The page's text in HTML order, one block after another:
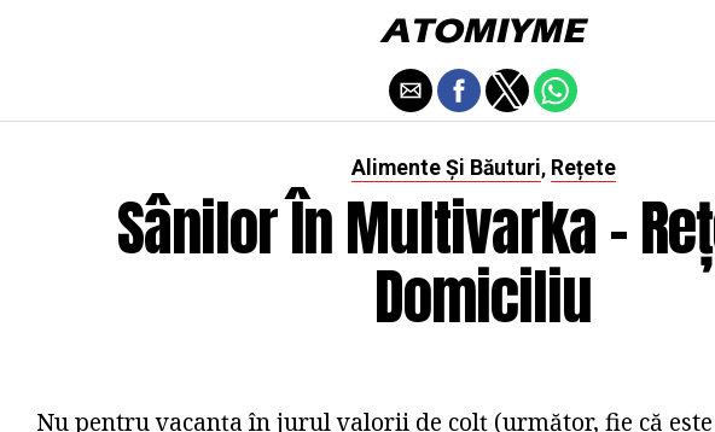
Alimente Și Băuturi, Rețete
Sânilor În Multivarka -
Domiciliu
Nu pentru vacanța în jurul valorii de colț (următor, fie că